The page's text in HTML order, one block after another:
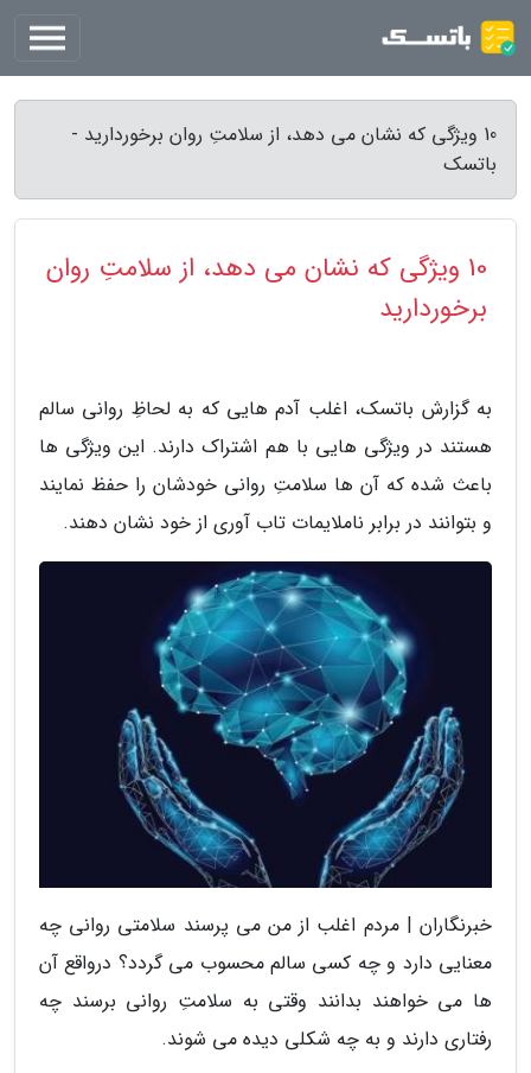
10 ویژگی که نشان می دهد، از سلامتِ روان برخوردارید -
باتسک
10 ویژگی که نشان می دهد، از سلامتِ روان
برخوردارید
به گزارش باتسک، اغلب آدم هایی که به لحاظِ روانی سالم
هستند در ویژگی هایی با هم اشتراک دارند. این ویژگی ها
باعث شده که آن ها سلامتِ روانی خودشان را حفظ نمایند
و بتوانند در برابر ناملایمات تاب آوری از خود نشان دهند.
خبرنگاران | مردم اغلب از من می پرسند سلامتی روانی چه
معنایی دارد و چه کسی سالم محسوب می گردد؟ درواقع آن
ها می خواهند بدانند وقتی به سلامتِ روانی برسند چه
رفتاری دارند و به چه شکلی دیده می شوند.